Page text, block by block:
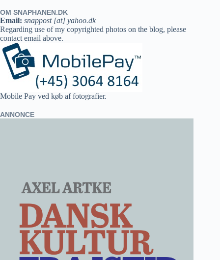
OM SNAPHANEN.DK
Email: snappost [at] yahoo.dk
Regarding use of my copyrighted photos on the blog, please
contact email above.
Mobile Pay ved køb af fotografier.
ANNONCE